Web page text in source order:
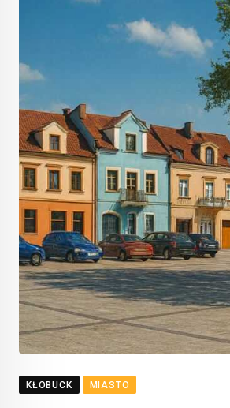
KŁOBUCK MIASTO